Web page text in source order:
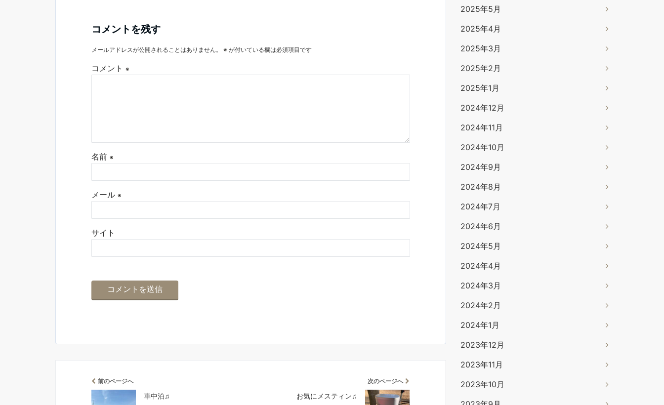
コメントを残す
メールアドレスが公開されることはありません。 ※ が付いている欄は必須項目です
コメント ※
名前 ※
メール ※
サイト
前のページへ
車中泊♫
次のページへ
お気にメスティン♫
2025年5月
2025年4月
2025年3月
2025年2月
2025年1月
2024年12月
2024年11月
2024年10月
2024年9月
2024年8月
2024年7月
2024年6月
2024年5月
2024年4月
2024年3月
2024年2月
2024年1月
2023年12月
2023年11月
2023年10月